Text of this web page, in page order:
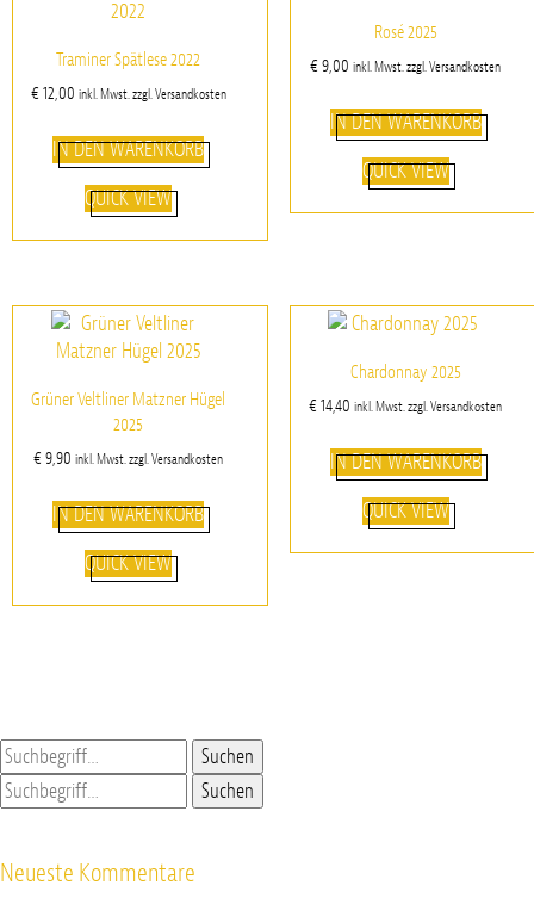
Traminer Spätlese 2022
€ 12,00 inkl. Mwst. zzgl. Versandkosten
IN DEN WARENKORB
QUICK VIEW
Rosé 2025
€ 9,00 inkl. Mwst. zzgl. Versandkosten
IN DEN WARENKORB
QUICK VIEW
Grüner Veltliner Matzner Hügel
2025
€ 9,90 inkl. Mwst. zzgl. Versandkosten
IN DEN WARENKORB
QUICK VIEW
Chardonnay 2025
€ 14,40 inkl. Mwst. zzgl. Versandkosten
IN DEN WARENKORB
QUICK VIEW
Suchen
Suchen
Neueste Kommentare